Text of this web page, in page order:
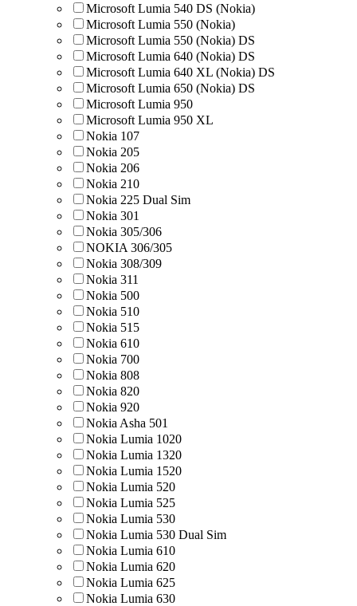
Microsoft Lumia 540 DS (Nokia)
Microsoft Lumia 550 (Nokia)
Microsoft Lumia 550 (Nokia) DS
Microsoft Lumia 640 (Nokia) DS
Microsoft Lumia 640 XL (Nokia) DS
Microsoft Lumia 650 (Nokia) DS
Microsoft Lumia 950
Microsoft Lumia 950 XL
Nokia 107
Nokia 205
Nokia 206
Nokia 210
Nokia 225 Dual Sim
Nokia 301
Nokia 305/306
NOKIA 306/305
Nokia 308/309
Nokia 311
Nokia 500
Nokia 510
Nokia 515
Nokia 610
Nokia 700
Nokia 808
Nokia 820
Nokia 920
Nokia Asha 501
Nokia Lumia 1020
Nokia Lumia 1320
Nokia Lumia 1520
Nokia Lumia 520
Nokia Lumia 525
Nokia Lumia 530
Nokia Lumia 530 Dual Sim
Nokia Lumia 610
Nokia Lumia 620
Nokia Lumia 625
Nokia Lumia 630